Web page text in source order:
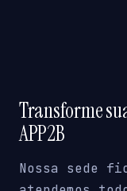
Transforme
APP2B
Nossa sede